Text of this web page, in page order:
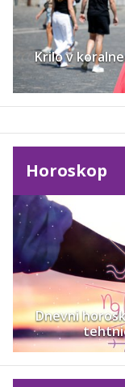
Krilo v
Horoskop
Dnevni